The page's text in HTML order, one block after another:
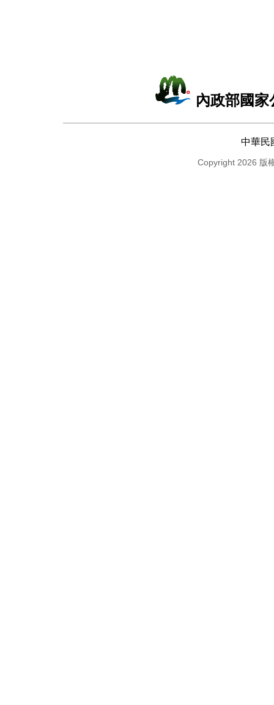
內政部國
中華民
Copyright 2026 版